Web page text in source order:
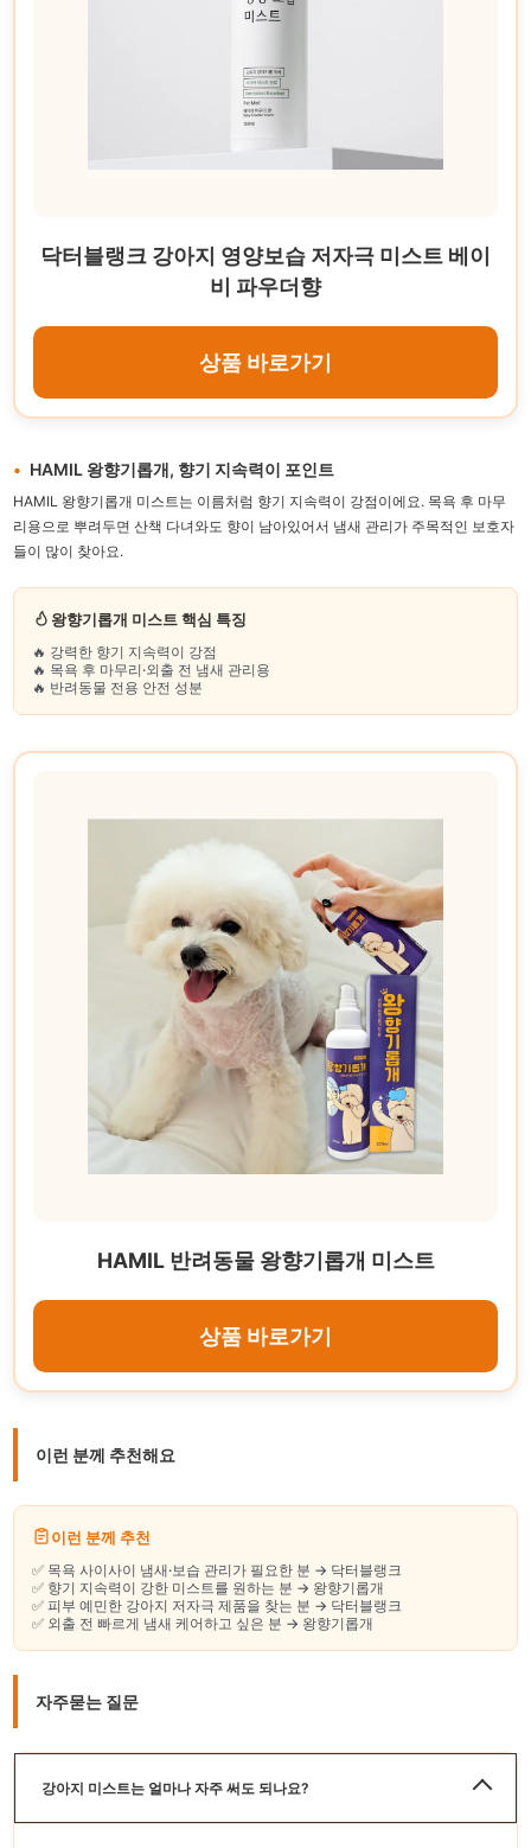
닥터블랭크 강아지 영양보습 저자극 미스트 베이
비 파우더향
상품 바로가기
HAMIL 왕향기롭개, 향기 지속력이 포인트
HAMIL 왕향기롭개 미스트는 이름처럼 향기 지속력이 강점이에요. 목욕 후 마무
리용으로 뿌려두면 산책 다녀와도 향이 남아있어서 냄새 관리가 주목적인 보호자
들이 많이 찾아요.
왕향기롭개 미스트 핵심 특징
🔥 강력한 향기 지속력이 강점
🔥 목욕 후 마무리·외출 전 냄새 관리용
🔥 반려동물 전용 안전 성분
HAMIL 반려동물 왕향기롭개 미스트
상품 바로가기
이런 분께 추천해요
이런 분께 추천
✅ 목욕 사이사이 냄새·보습 관리가 필요한 분 → 닥터블랭크
✅ 향기 지속력이 강한 미스트를 원하는 분 → 왕향기롭개
✅ 피부 예민한 강아지 저자극 제품을 찾는 분 → 닥터블랭크
✅ 외출 전 빠르게 냄새 케어하고 싶은 분 → 왕향기롭개
자주묻는 질문
강아지 미스트는 얼마나 자주 써도 되나요?